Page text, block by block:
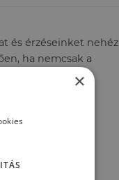
és érzéseinket nehéz
ha nemcsak a
×